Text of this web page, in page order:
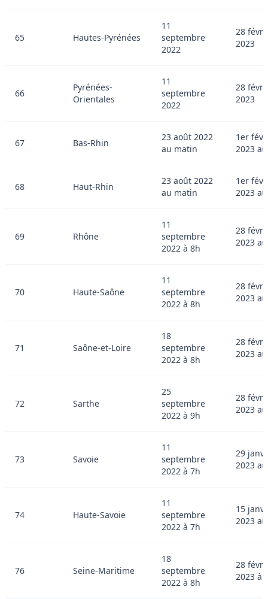
65 Hautes-Pyrénées
11
septembre
2022
28
2023
66
Pyrénées-
Orientales
11
septembre
2022
28
2023
67 Bas-Rhin
23 août 2022
au matin
1er
2023
68 Haut-Rhin
23 août 2022
au matin
1er
2023
69 Rhône
11
septembre
2022 à 8h
28
2023
70 Haute-Saône
11
septembre
2022 à 8h
28
2023
71 Saône-et-Loire
18
septembre
2022 à 8h
28
2023
72 Sarthe
25
septembre
2022 à 9h
28
2023
73 Savoie
11
septembre
2022 à 7h
29
2023
74 Haute-Savoie
11
septembre
2022 à 7h
15
2023
76 Seine-Maritime
18
septembre
2022 à 8h
28
2023 à